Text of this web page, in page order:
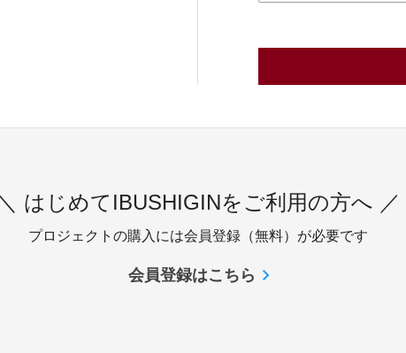
はじめてIBUSHIGINをご利用の方へ ／
プロジェクトの購入には会員登録（無料）が必要です
会員登録はこちら